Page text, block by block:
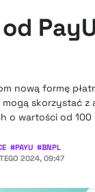
nową formę
mogą skorzystać
o wartości od
#PAYU #BNPL
2024, 09:47